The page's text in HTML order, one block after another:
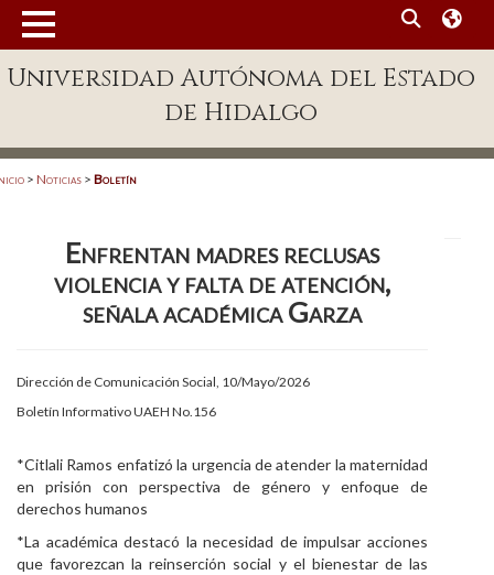
Enlaces
Patronato
Acreditación Internacional
Aspirantes
Personal
Alumni
Universidad Autónoma del Estado
de Hidalgo
> Noticias > Boletín
Enfrentan madres reclusas
violencia y falta de atención,
señala académica Garza
Dirección de Comunicación Social, 10/Mayo/2026
Boletín Informativo UAEH No.156
*Citlali Ramos enfatizó la urgencia de atender la maternidad
en prisión con perspectiva de género y enfoque de
derechos humanos
*La académica destacó la necesidad de impulsar acciones
que favorezcan la reinserción social y el bienestar de las